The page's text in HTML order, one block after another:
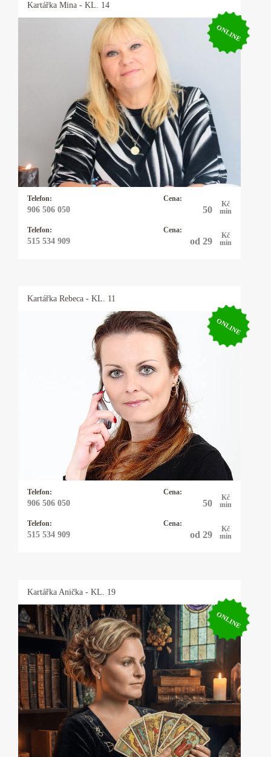
Kartářka Mina - KL. 14
ONLINE
Telefon:
906 506 050
Cena:
50
Kč
min
Telefon:
515 534 909
Cena:
od 29
Kč
min
Kartářka Mina
Výkladem z karet se zabývám 20let a vykládám
karty Osho Zen Tarot. Tyto karty nevěští, ale
pojmenovávají pravdu přítomného okamžiku a
pouze nabízejí možnosti řešení daného
problému. Tím ponechávají člověku
svobodnou vůli, jak vše řešit. Občas používám
kyvadlo které vyrobila moje dcera.
Kartářka Rebeca - KL. 11
ONLINE
Telefon:
906 506 050
Cena:
50
Kč
min
Telefon:
515 534 909
Cena:
od 29
Kč
min
Kartářka Rebeca
Řešíte vztahy, lásku, peníze, zaměstnání nebo
něco jiného? Mým oblíbeným orákulem jsou
karty - mariášové, tarotové, archandělské,
věštím také z kamenných run, využívám
energie kyvadélka.
Kartářka Anička - KL. 19
ONLINE
Kartářka Anička
Karty, astrologie, numerologie, výklad snů,
psychomagie. Vysoká pravděpodobnost věštby.
Baví mne taje lidské duše a tím se zabývám
snad čtyřicet let. I když hovořím plynně
anglicky, německy, polsky a domluvím se